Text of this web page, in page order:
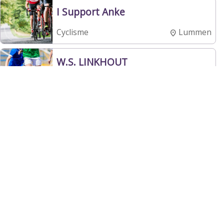
I Support Anke
Cyclisme Lummen
W.S. LINKHOUT